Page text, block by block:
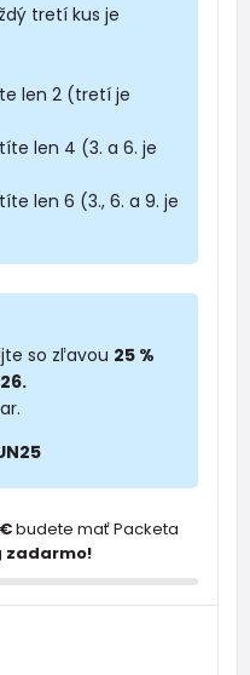
tretí kus je
len 2 (tretí je
len 4 (3. a 6. je
len 6 (3., 6. a 9. je
so zľavou 25 %
budete mať Packeta
zadarmo!